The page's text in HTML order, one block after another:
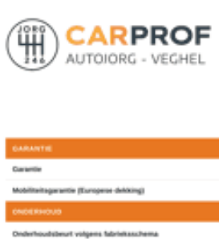
navigatiesysteem full map